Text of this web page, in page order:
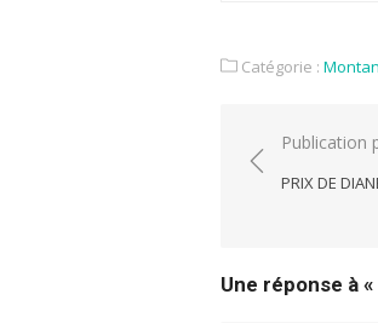
Catégorie :
Navigation
de
Publication
PRIX DE
Une réponse à